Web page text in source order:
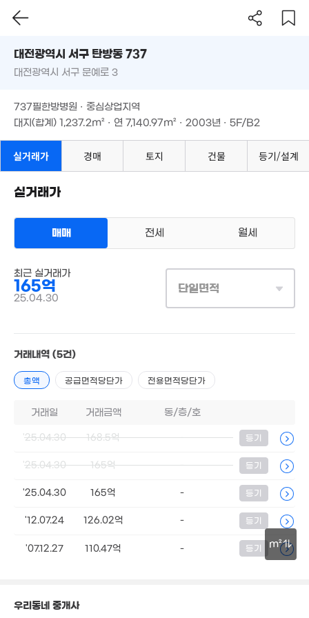
6.08억
479m²
85m²
5,000만
54m²
63억
'26. 06
32m²
매매 165억
1,237m²/연6,983m²
계약일 '25. 04
31m²
4.4억
162m²
05
24억
'18. 07
'10. 02
필터 매물 탐색
대전시 서구 탄방동 737
대지(합계)1,237.2m²· 연7,140.97m²
m²
대전광역시 서구 탄방동 737
대전광역시 서구 문예로 3
737필한방병원 · 중심상업지역
대지(합계) 1,237.2m² · 연 7,140.97m² · 2003년 · 5F/B2
실거래가 경매 토지 건물 등기/설계
실거래가
매매 전세 월세
최근 실거래가
165억
25.04.30
단일면적
거래내역 (5건)
총액 공급면적당단가 전용면적당단가
거래일 거래금액 동/층/호
'25.04.30 168.5억 - 등기
'25.04.30 165억 - 등기
'25.04.30 165억 - 등기
'12.07.24 126.02억 - 등기
'07.12.27 110.47억 - 등기
우리동네 중개사